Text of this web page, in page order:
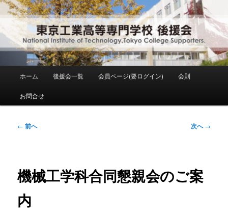
メ
イ
ン
コ
ン
東京工業高等専門学校 後援会
National Institute of Technology ,Tokyo College Supporters.
メ
ホーム 後援会一覧 会員ページ(要ログイン) 会則
お問合せ
投
ゲ
ー
ョ
ン
← 前へ 次へ→
機械工学科合同懇親会のご案
内